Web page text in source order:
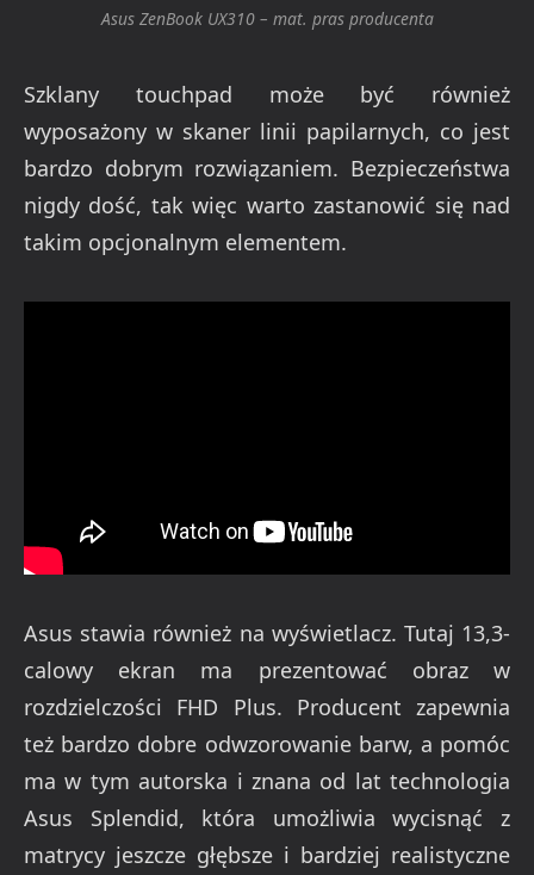
Asus ZenBook UX310 – mat. pras producenta
Szklany touchpad może być również
wyposażony w skaner linii papilarnych, co jest
bardzo dobrym rozwiązaniem. Bezpieczeństwa
nigdy dość, tak więc warto zastanowić się nad
takim opcjonalnym elementem.
Asus stawia również na wyświetlacz. Tutaj 13,3-
calowy ekran ma prezentować obraz w
rozdzielczości FHD Plus. Producent zapewnia
też bardzo dobre odwzorowanie barw, a pomóc
ma w tym autorska i znana od lat technologia
Asus Splendid, która umożliwia wycisnąć z
matrycy jeszcze głębsze i bardziej realistyczne